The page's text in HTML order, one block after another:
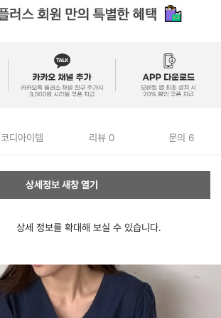
코디아이템 리뷰 0 문의 6
상세정보 새창 열기
상세 정보를 확대해 보실 수 있습니다.